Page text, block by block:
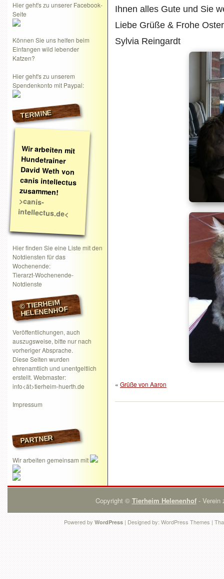
Hier geht's zu unserer Facebook-
Seite
Können Sie uns helfen beim
Einfangen wild lebender
Katzen?
Hier geht's zu unserem
Spendenkonto mit Paypal:
TERMINE
Wir arbeiten mit
Hundetrainer
David Weth von
canis intellectus
zusammen!
>canis-
intellectus.de<
Hier finden Sie eine Liste mit den
Notdiensten für das
Wochenende:
Tierarzt-Wochenende-
Notdienste
© TIERHEIM
HELENENHOF
Veröffentlichungen, auch
auszugsweise, bitte nur nach
vorheriger Absprache.
Diese Seiten wurden
ehrenamtlich und unentgeltlich
erstellt. Webmaster:
info<ät>tierheim-huerth.de
Impressum
PARTNER
Wir arbeiten gemeinsam mit
Ihnen alles Gute und Sie
Liebe Grüße & Frohe
Sylvia Reingardt
« Grüße von Aaron
Copyright © Tierheim Helenenhof- Verein
Powered by WordPress | Designed by: WordPress Themes |